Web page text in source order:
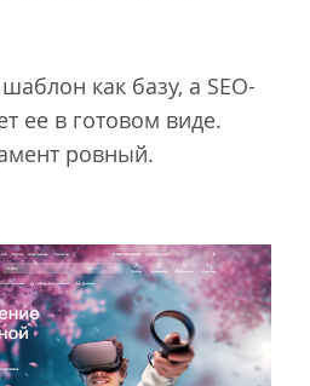
как базу, а SEO-
ее в готовом виде.
ровный.